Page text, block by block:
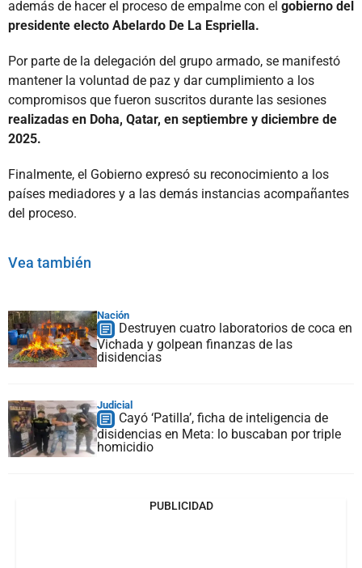
además de hacer el proceso de empalme con el gobierno del
presidente electo Abelardo De La Espriella.
Por parte de la delegación del grupo armado, se manifestó
mantener la voluntad de paz y dar cumplimiento a los
compromisos que fueron suscritos durante las sesiones
realizadas en Doha, Qatar, en septiembre y diciembre de
2025.
Finalmente, el Gobierno expresó su reconocimiento a los
países mediadores y a las demás instancias acompañantes
del proceso.
Vea también
Nación
Destruyen cuatro laboratorios de coca en
Vichada y golpean finanzas de las
disidencias
Judicial
Cayó ‘Patilla’, ficha de inteligencia de
disidencias en Meta: lo buscaban por triple
homicidio
PUBLICIDAD